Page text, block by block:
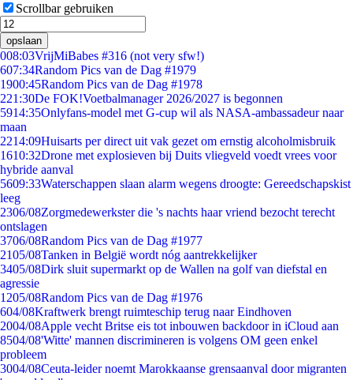
Scrollbar gebruiken
opslaan
008:03VrijMiBabes #316 (not very sfw!)
607:34Random Pics van de Dag #1979
1900:45Random Pics van de Dag #1978
221:30De FOK!Voetbalmanager 2026/2027 is begonnen
5914:35Onlyfans-model met G-cup wil als NASA-ambassadeur naar
maan
2214:09Huisarts per direct uit vak gezet om ernstig alcoholmisbruik
1610:32Drone met explosieven bij Duits vliegveld voedt vrees voor
hybride aanval
5609:33Waterschappen slaan alarm wegens droogte: Gereedschapskist
leeg
2306/08Zorgmedewerkster die 's nachts haar vriend bezocht terecht
ontslagen
3706/08Random Pics van de Dag #1977
2105/08Tanken in België wordt nóg aantrekkelijker
3405/08Dirk sluit supermarkt op de Wallen na golf van diefstal en
agressie
1205/08Random Pics van de Dag #1976
604/08Kraftwerk brengt ruimteschip terug naar Eindhoven
2004/08Apple vecht Britse eis tot inbouwen backdoor in iCloud aan
8504/08'Witte' mannen discrimineren is volgens OM geen enkel
probleem
3004/08Ceuta-leider noemt Marokkaanse grensaanval door migranten